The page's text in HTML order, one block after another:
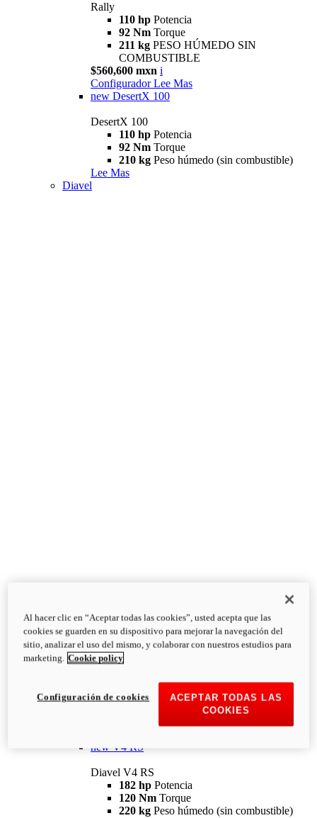
Rally
110 hp Potencia
92 Nm Torque
211 kg PESO HÚMEDO SIN
COMBUSTIBLE
$560,600 mxn i
Configurador Lee Mas
new DesertX 100
DesertX 100
110 hp Potencia
92 Nm Torque
210 kg Peso húmedo (sin combustible)
Lee Mas
Diavel
Diavel
V4
Diavel V4
126 NmTorque
223 kg
PESO HÚMEDO SIN
new V4 RS
Diavel V4 RS
182 hp Potencia
120 Nm Torque
220 kg Peso húmedo (sin combustible)
Al hacer clic en “Aceptar todas las cookies”, usted acepta que las
cookies se guarden en su dispositivo para mejorar la navegación del
sitio, analizar el uso del mismo, y colaborar con nuestros estudios para
marketing. Cookie policy
ACEPTAR TODAS LAS
COOKIES
Configuración de cookies